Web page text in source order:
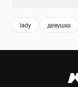
lady девушка